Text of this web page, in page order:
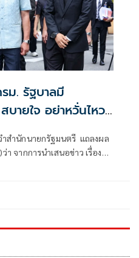
ม. รัฐบาลมี
ายใจ อย่าหวั่นไหว
ำสำนักนายกรัฐมนตรี แถลงผล
จากการนำเสนอข่าว เรื่อง